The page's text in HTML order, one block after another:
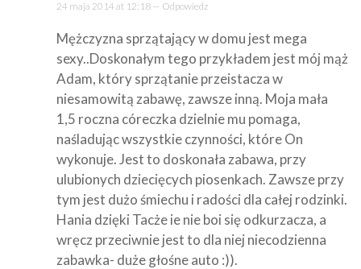
24 maja 2014 at 12:18 — Odpowiedz
Mężczyzna sprzątający w domu jest mega
sexy..Doskonałym tego przykładem jest mój mąż
Adam, który sprzątanie przeistacza w
niesamowitą zabawę, zawsze inną. Moja mała
1,5 roczna córeczka dzielnie mu pomaga,
naśladując wszystkie czynności, które On
wykonuje. Jest to doskonała zabawa, przy
ulubionych dziecięcych piosenkach. Zawsze przy
tym jest dużo śmiechu i radości dla całej rodzinki.
Hania dzięki Tacże ie nie boi się odkurzacza, a
wręcz przeciwnie jest to dla niej niecodzienna
zabawka- duże głośne auto :)).